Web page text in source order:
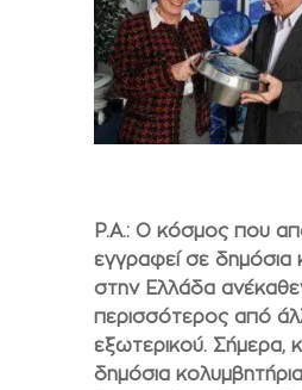
P.A.: Ο κόσμος που
εγγραφεί σε δημόσια
στην Ελλάδα
περισσότερος από
εξωτερικού. Σήμερα,
δημόσια